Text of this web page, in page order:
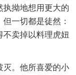
执拗地想用更大的
一切都是徒然：
不卖掉以料理虎妞
灭。他所喜爱的小